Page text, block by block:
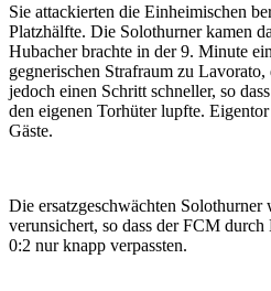
Sie attackierten die Einheimischen
Platzhälfte. Die Solothurner kamen
Hubacher brachte in der 9. Minute
gegnerischen Strafraum zu
jedoch einen Schritt schneller, so
den eigenen Torhüter lupfte.
Gäste.
Die ersatzgeschwächten
verunsichert, so dass der FCM
0:2 nur knapp verpassten.